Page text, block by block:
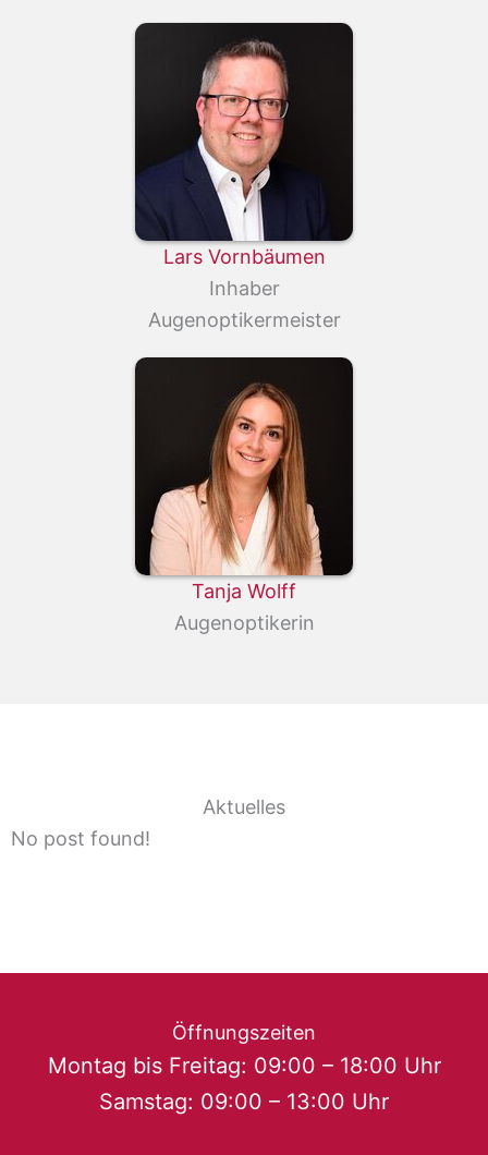
Lars Vornbäumen
Inhaber
Augenoptikermeister
Tanja Wolff
Augenoptikerin
Aktuelles
No post found!
Öffnungszeiten
Montag bis Freitag: 09:00 – 18:00 Uhr
Samstag: 09:00 – 13:00 Uhr